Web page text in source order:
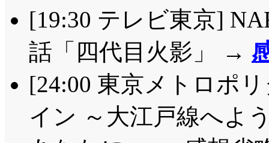
っさり……綺麗に切り
ね, 戦う理由ができた
先するような事の無
花, ですか。「髪の長
うところも父さんに
って不愉快だわ。だ
[19:30 テレビ東京]
話「四代目火影」 →
[24:00 東京メトロポ
イン ～大江戸線へよ